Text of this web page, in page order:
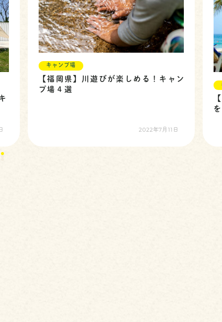
キャンプ場
【福岡県】川遊びが楽しめる！キャン
プ場４選
2022年7月11日
キ
【
を